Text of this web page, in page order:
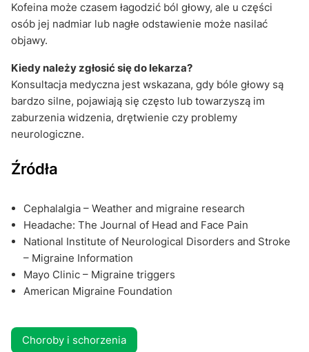
Kofeina może czasem łagodzić ból głowy, ale u części
osób jej nadmiar lub nagłe odstawienie może nasilać
objawy.
Kiedy należy zgłosić się do lekarza?
Konsultacja medyczna jest wskazana, gdy bóle głowy są
bardzo silne, pojawiają się często lub towarzyszą im
zaburzenia widzenia, drętwienie czy problemy
neurologiczne.
Źródła
Cephalalgia – Weather and migraine research
Headache: The Journal of Head and Face Pain
National Institute of Neurological Disorders and Stroke
– Migraine Information
Mayo Clinic – Migraine triggers
American Migraine Foundation
Choroby i schorzenia